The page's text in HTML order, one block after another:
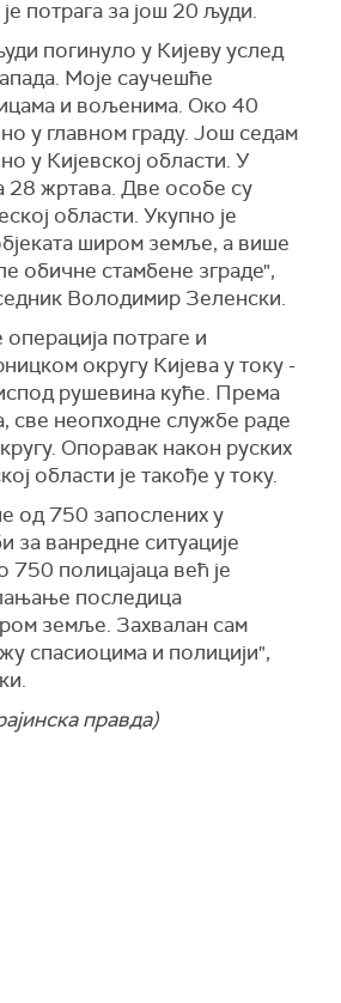
потрага за још 20 људи.
погинуло у Кијеву услед
Моје саучешће
и вољенима. Око 40
у главном граду. Још седам
у Кијевској области. У
28 жртава. Две особе су
области. Укупно је
широм земље, а више
обичне стамбене зграде",
Володимир Зеленски.
потраге и
округу Кијева у току -
рушевина куће. Према
све неопходне службе раде
Опоравак након руских
области је такође у току.
од 750 запослених у
за ванредне ситуације
750 полицајаца већ је
последица
земље. Захвалан сам
спасиоцима и полицији",
правда)